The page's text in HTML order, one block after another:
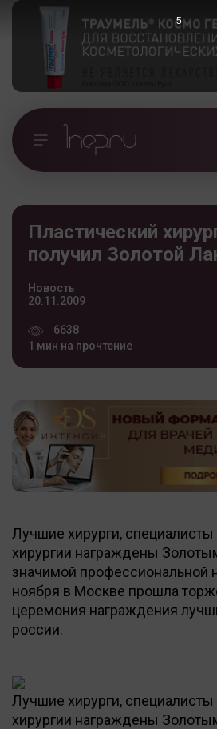
Пластический
получил Золотой
Новость
20.11.2009
6638
1 мин на прочтение
Лучшие хирурги, специалисты
хирургии награждены
значимой профессиональной
ноября в Москве прошла
церемония награждения
россии.
Лучшие хирурги, специалисты
хирургии награждены
4